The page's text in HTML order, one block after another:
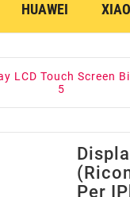
HUAWEI
LCD Touch Screen
5
Per